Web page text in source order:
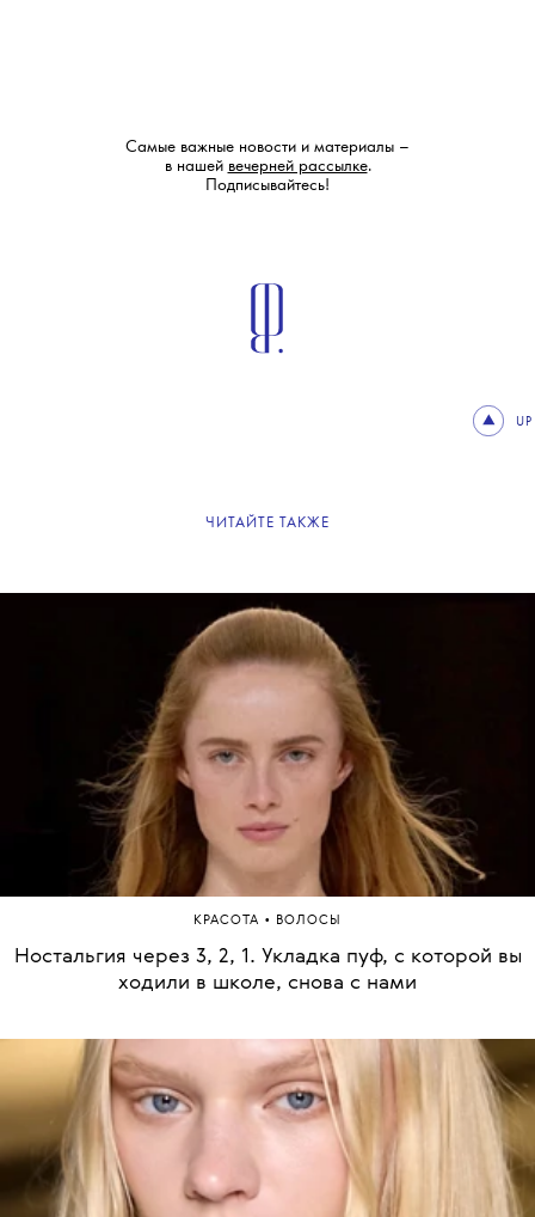
Самые важные новости и материалы –
в нашей вечерней рассылке.
Подписывайтесь!
UP
ЧИТАЙТЕ ТАКЖЕ
КРАСОТА • ВОЛОСЫ
Ностальгия через 3, 2, 1. Укладка пуф, с которой вы
ходили в школе, снова с нами